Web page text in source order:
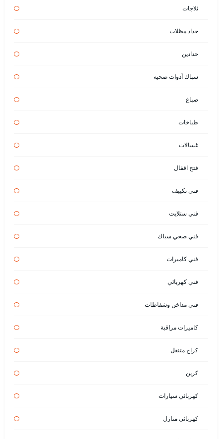
ثلاجات
حداد مظلات
حدادين
سباك أدوات صحية
صباغ
طباخات
غسالات
فتح اقفال
فني تكييف
فني ستلايت
فني صحي سباك
فني كاميرات
فني كهربائي
فني مداخن وشفاطات
كاميرات مراقبة
كراج متنقل
كرين
كهربائي سيارات
كهربائي منازل